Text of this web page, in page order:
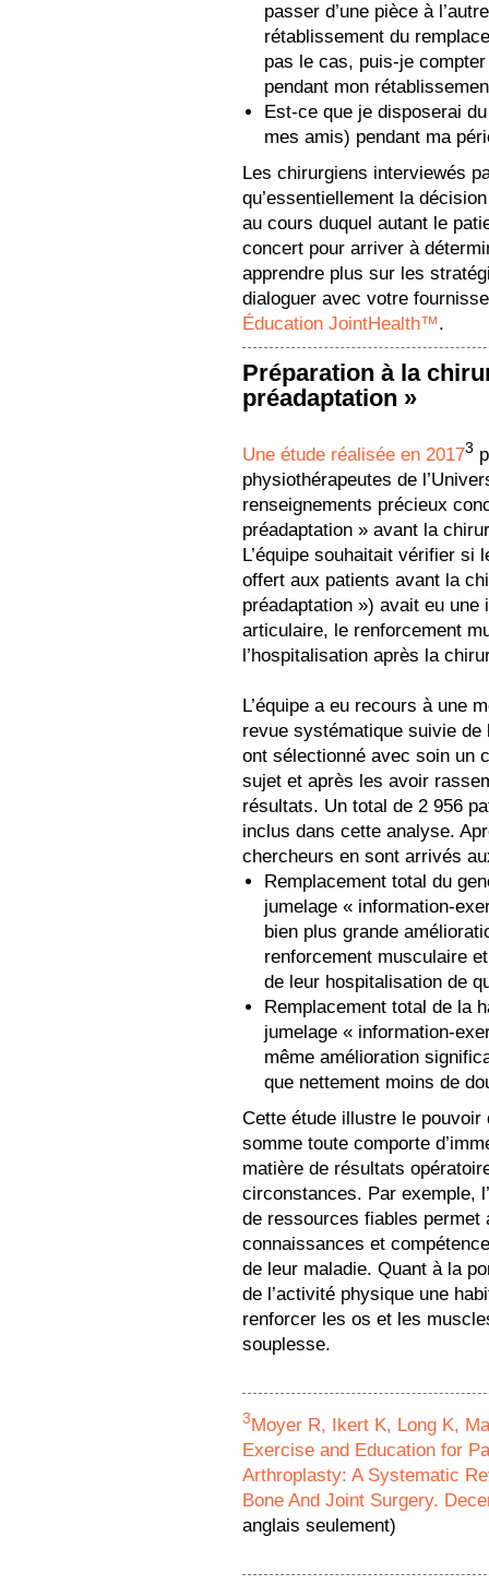
passer d’une pièce à
rétablissement du
pas le cas, puis-je
pendant mon
Est-ce que je disposerai
mes amis) pendant ma
Les chirurgiens interviewés
qu’essentiellement la
au cours duquel autant le
concert pour arriver à
apprendre plus sur les
dialoguer avec votre
Éducation JointHealth™.
Préparation à la
préadaptation »
Une étude réalisée en 20173
physiothérapeutes de
renseignements précieux
préadaptation » avant la
L’équipe souhaitait vérifier si
offert aux patients avant la
préadaptation ») avait eu
articulaire, le renforcement
l’hospitalisation après la
L’équipe a eu recours à une
revue systématique suivie
ont sélectionné avec soin un
sujet et après les avoir
résultats. Un total de 2 956
inclus dans cette analyse.
chercheurs en sont arrivés
Remplacement total du
jumelage « information-
bien plus grande
renforcement musculaire
de leur hospitalisation de
Remplacement total de la
jumelage « information-
même amélioration
que nettement moins de
Cette étude illustre le pouvoir
somme toute comporte
matière de résultats
circonstances. Par exemple,
de ressources fiables permet
connaissances et
de leur maladie. Quant à la
de l’activité physique une
renforcer les os et les
souplesse.
3Moyer R, Ikert K, Long K,
Exercise and Education for
Arthroplasty: A Systematic
Bone And Joint Surgery.
anglais seulement)